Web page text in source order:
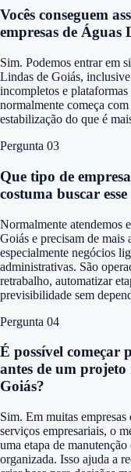
Vocês conseguem
empresas de Águas
Sim. Podemos entrar em
Lindas de Goiás,
incompletos e
normalmente começa
estabilização do que é
Pergunta 03
Que tipo de
costuma buscar
Normalmente atendemos
Goiás e precisam de mais
especialmente negócios
administrativas. São
retrabalho, automatizar
previsibilidade sem
Pergunta 04
É possível começar
antes de um
Goiás?
Sim. Em muitas empresas
serviços empresariais, o
uma etapa de
organizada. Isso ajuda a